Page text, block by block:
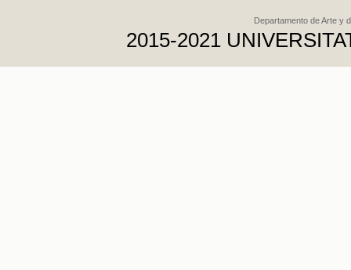
Departamento de Arte y
2015-2021